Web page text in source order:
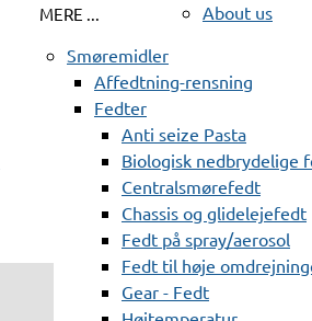
About us
MERE ...
Smøremidler
Affedtning-rensning
Fedter
Anti seize Pasta
Biologisk nedbrydelige
Centralsmørefedt
Chassis og glidelejefedt
Fedt på spray/aerosol
Fedt til høje
Gear - Fedt